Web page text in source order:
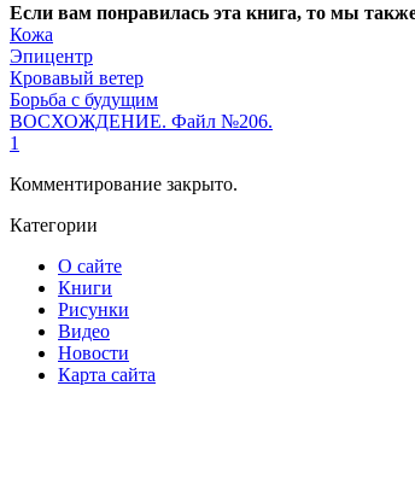
Если вам понравилась эта книга, то мы
Кожа
Эпицентр
Кровавый ветер
Борьба с будущим
ВОСХОЖДЕНИЕ. Файл №206.
1
Комментирование закрыто.
Категории
О сайте
Книги
Рисунки
Видео
Новости
Карта сайта